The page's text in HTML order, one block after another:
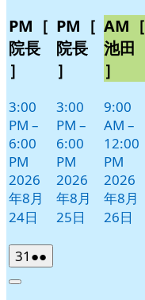
PM［
院長
］
3:00
PM –
6:00
PM
2026
年8月
24日
PM［
院長
］
3:00
PM –
6:00
PM
2026
年8月
25日
AM［
池田
］
9:00
AM –
12:00
PM
2026
年8月
26日
31 2026
年
●●
件
Close